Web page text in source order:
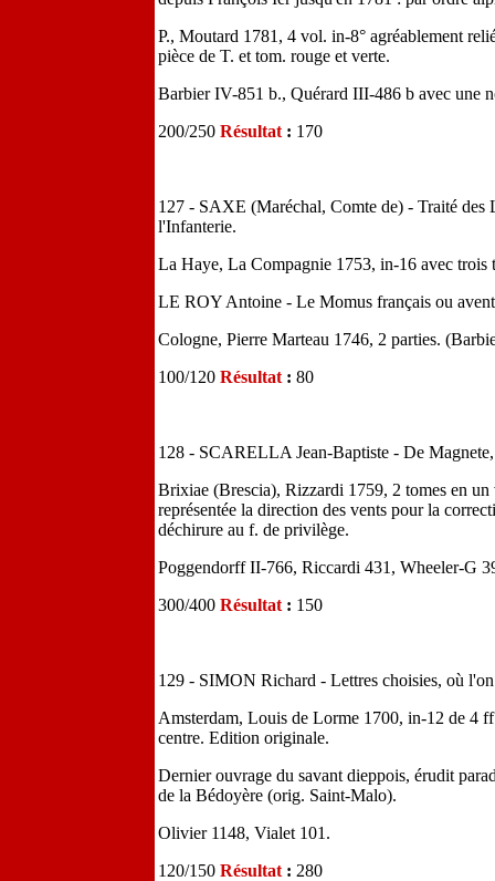
P., Moutard 1781, 4 vol. in-8° agréablement
pièce de T. et tom. rouge et verte.
Barbier IV-851 b., Quérard III-486 b avec une
200/250 Résultat : 170
127 - SAXE (Maréchal, Comte de) - Traité des
l'Infanterie.
La Haye, La Compagnie 1753, in-16 avec trois
LE ROY Antoine - Le Momus français ou
Cologne, Pierre Marteau 1746, 2 parties.
100/120 Résultat : 80
128 - SCARELLA Jean-Baptiste - De
Brixiae (Brescia), Rizzardi 1759, 2 tomes en
représentée la direction des vents pour la
déchirure au f. de privilège.
Poggendorff II-766, Riccardi 431, Wheeler-G
300/400 Résultat : 150
129 - SIMON Richard - Lettres choisies, où
Amsterdam, Louis de Lorme 1700, in-12 de 4
centre. Edition originale.
Dernier ouvrage du savant dieppois, érudit
de la Bédoyère (orig. Saint-Malo).
Olivier 1148, Vialet 101.
120/150 Résultat : 280